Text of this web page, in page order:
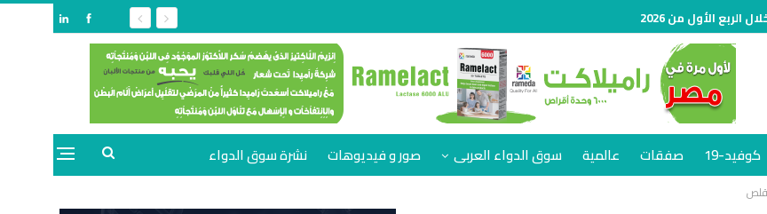
كوفيد-19 صفقات عالمية سوق الدواء العربى صور و فيديوهات نشرة سوق الدواء